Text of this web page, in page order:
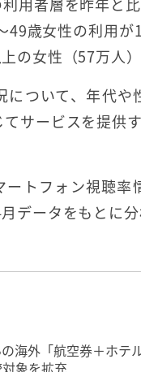
用者層を昨年と
49歳女性の利用
の女性（57万人
について、年代
サービスを提供
ートフォン視聴
データをもとに
海外「航空券＋ホテ
象を拡充